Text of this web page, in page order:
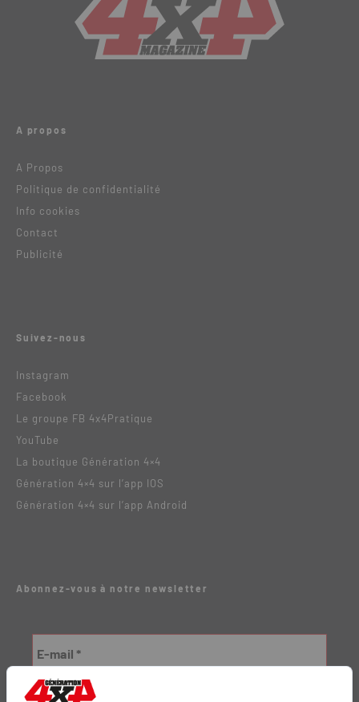
A propos
A Propos
Politique de confidentialité
Info cookies
Contact
Publicité
Suivez-nous
Instagram
Facebook
Le groupe FB 4x4Pratique
YouTube
La boutique Génération 4×4
Génération 4×4 sur l’app IOS
Génération 4×4 sur l’app Android
Abonnez-vous à notre newsletter